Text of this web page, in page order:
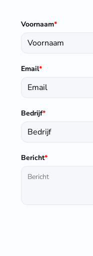
Voornaam*
Email*
Bedrijf*
Bericht*